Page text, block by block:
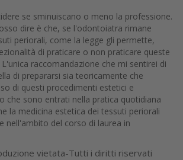
se sminuiscano o meno la professione.
dire è che, se l'odontoiatra rimane
periorali, come la legge gli permette,
di praticare o non praticare queste
raccomandazione che mi sentirei di
di prepararsi sia teoricamente che
di questi procedimenti estetici e
che sono entrati nella pratica quotidiana
la medicina estetica dei tessuti periorali
nell'ambito del corso di laurea in
vietata-Tutti i diritti riservati